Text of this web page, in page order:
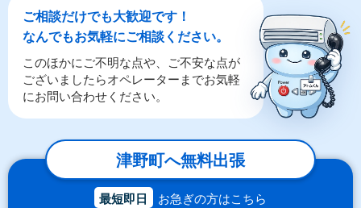
ご相談だけでも大歓迎です！
なんでもお気軽にご相談ください。
このほかにご不明な点や、ご不安な点が
ございましたらオペレーターまでお気軽
にお問い合わせください。
津野町へ無料出張
最短即日 お急ぎの方はこちら